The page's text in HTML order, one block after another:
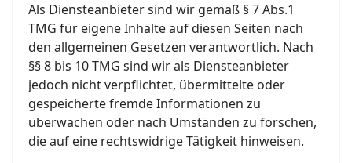
Als Diensteanbieter sind wir gemäß § 7 Abs.1
TMG für eigene Inhalte auf diesen Seiten nach
den allgemeinen Gesetzen verantwortlich. Nach
§§ 8 bis 10 TMG sind wir als Diensteanbieter
jedoch nicht verpflichtet, übermittelte oder
gespeicherte fremde Informationen zu
überwachen oder nach Umständen zu forschen,
die auf eine rechtswidrige Tätigkeit hinweisen.